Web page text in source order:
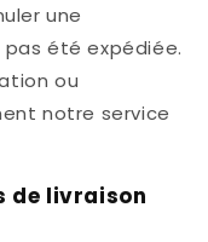
une
été expédiée.
ou
notre service
de livraison